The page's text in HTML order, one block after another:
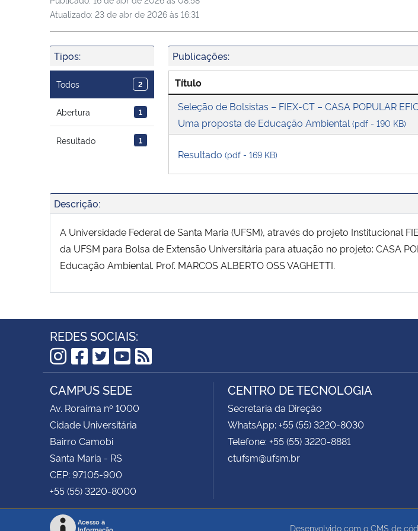
Atualizado: 23 de abr de 2026 às 16:31
Tipos:
Todos 2
Abertura 1
Resultado 1
Publicações:
Título
Seleção de Bolsistas – FIEX-CT – CASA POPULAR
Uma proposta de Educação Ambiental (pdf - 190 KB)
Resultado (pdf - 169 KB)
Descrição:
A Universidade Federal de Santa Maria (UFSM), através do projeto Institucional
da UFSM para Bolsa de Extensão Universitária para atuação no projeto: CASA
Educação Ambiental. Prof. MARCOS ALBERTO OSS VAGHETTI.
REDES SOCIAIS:
Instagram
Facebook
Twitter
YouTube
RSS
CAMPUS SEDE
Av. Roraima nº 1000
Cidade Universitária
Bairro Camobi
Santa Maria - RS
CEP: 97105-900
+55 (55) 3220-8000
CENTRO DE TECNOLOGIA
Secretaria da Direção
WhatsApp: +55 (55) 3220-8030
Telefone: +55 (55) 3220-8881
ctufsm@ufsm.br
Acesso à
Desenvolvido com o CMS de